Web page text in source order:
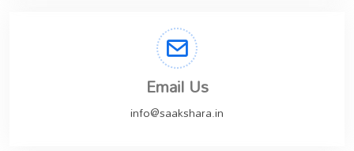
Email Us
info@saakshara.in